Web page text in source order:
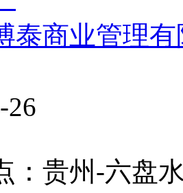
泰商业管理
26
：贵州-六盘